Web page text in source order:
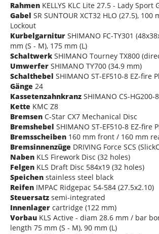
Rahmen KELLYS KLC Lite 27.5 - Lady Sport
Gabel SR SUNTOUR XCT32 HLO (27.5),
Lockout
Kurbelgarnitur SHIMANO FC-TY301
mm (S - M), 175 mm (L)
Schaltwerk SHIMANO Tourney TX800
Umwerfer SHIMANO TY700 (34.9 mm)
Schalthebel SHIMANO ST-EF510-8 EZ-fire
Gänge 24
Kassetenzahnkranz SHIMANO CS-HG200-
Kette KMC Z8
Bremsen C-Star CX7 Mechanical Disc
Bremshebel SHIMANO ST-EF510-8 EZ-fire
Bremsscheiben 160 mm front / 160 mm
Bremsinnenzüge DRIVING Force SCS
Naben KLS Firework Disc (32 holes)
Felgen KLS Draft Disc 584x19 (32 holes)
Speichen stainless steel black
Reifen IMPAC Ridgepac 54-584 (27.5x2.10)
Steuersatz semi-integrated
Innenlager cartridge (122 mm)
Vorbau KLS Active - diam 28.6 mm / bar
length 75 mm (S - M), 90 mm (L)